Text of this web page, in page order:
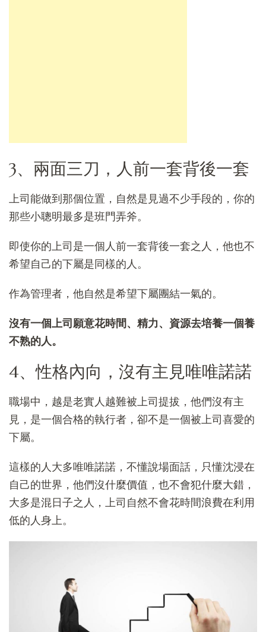
3、兩面三刀，人前一套背後一套
上司能做到那個位置，自然是見過不少手段的，你的
那些小聰明最多是班門弄斧。
即使你的上司是一個人前一套背後一套之人，他也不
希望自己的下屬是同樣的人。
作為管理者，他自然是希望下屬團結一氣的。
沒有一個上司願意花時間、精力、資源去培養一個養
不熟的人。
4、性格內向，沒有主見唯唯諾諾
職場中，越是老實人越難被上司提拔，他們沒有主
見，是一個合格的執行者，卻不是一個被上司喜愛的
下屬。
這樣的人大多唯唯諾諾，不懂說場面話，只懂沈浸在
自己的世界，他們沒什麼價值，也不會犯什麼大錯，
大多是混日子之人，上司自然不會花時間浪費在利用
低的人身上。